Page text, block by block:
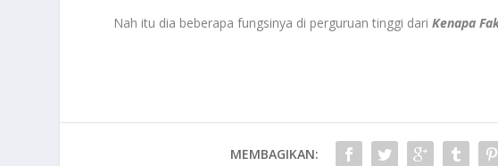
Nah itu dia beberapa fungsinya di perguruan tinggi dariKenapa
MEMBAGIKAN: